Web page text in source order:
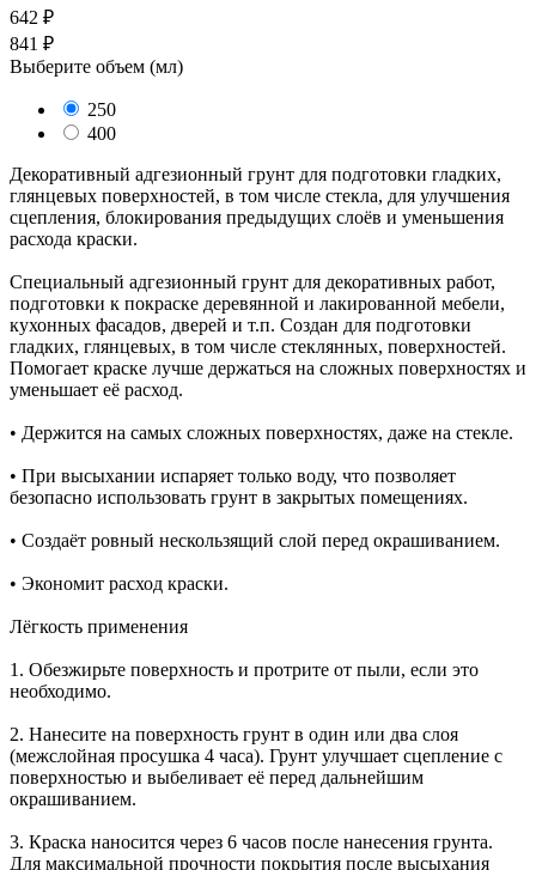
642 ₽
841 ₽
Выберите объем (мл)
250
400
Декоративный адгезионный грунт для подготовки гладких,
глянцевых поверхностей, в том числе стекла, для улучшения
сцепления, блокирования предыдущих слоёв и уменьшения
расхода краски.
Специальный адгезионный грунт для декоративных работ,
подготовки к покраске деревянной и лакированной мебели,
кухонных фасадов, дверей и т.п. Создан для подготовки
гладких, глянцевых, в том числе стеклянных, поверхностей.
Помогает краске лучше держаться на сложных поверхностях и
уменьшает её расход.
• Держится на самых сложных поверхностях, даже на стекле.
• При высыхании испаряет только воду, что позволяет
безопасно использовать грунт в закрытых помещениях.
• Создаёт ровный нескользящий слой перед окрашиванием.
• Экономит расход краски.
Лёгкость применения
1. Обезжирьте поверхность и протрите от пыли, если это
необходимо.
2. Нанесите на поверхность грунт в один или два слоя
(межслойная просушка 4 часа). Грунт улучшает сцепление с
поверхностью и выбеливает её перед дальнейшим
окрашиванием.
3. Краска наносится через 6 часов после нанесения грунта.
Для максимальной прочности покрытия после высыхания